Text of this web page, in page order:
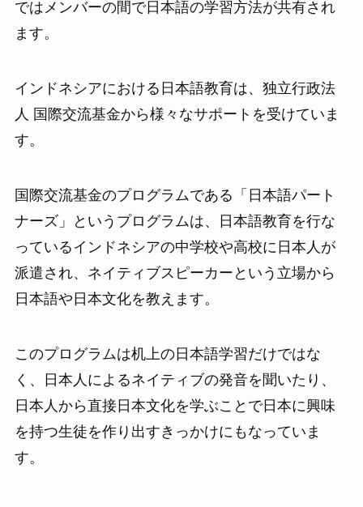
ではメンバーの間で日本語の学習方法が共有され
ます。
インドネシアにおける日本語教育は、独立行政法
人 国際交流基金から様々なサポートを受けていま
す。
国際交流基金のプログラムである「日本語パート
ナーズ」というプログラムは、日本語教育を行な
っているインドネシアの中学校や高校に日本人が
派遣され、ネイティブスピーカーという立場から
日本語や日本文化を教えます。
このプログラムは机上の日本語学習だけではな
く、日本人によるネイティブの発音を聞いたり、
日本人から直接日本文化を学ぶことで日本に興味
を持つ生徒を作り出すきっかけにもなっていま
す。